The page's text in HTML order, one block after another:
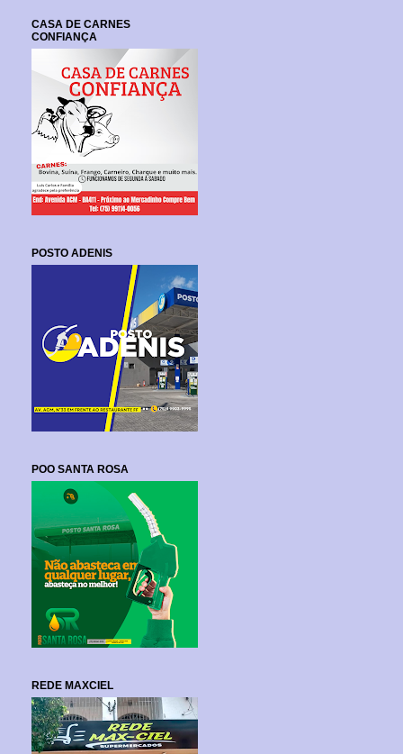
CASA DE CARNES
CONFIANÇA
POSTO ADENIS
POO SANTA ROSA
REDE MAXCIEL